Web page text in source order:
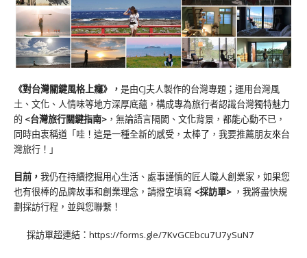
《對台灣關鍵風格上癮》 ， 是由CJ夫人製作的台灣專題；運用台灣風
土、文化、人情味等地方深厚底蘊，構成專為旅行者認識台灣獨特魅力
的 <台灣旅行關鍵指南> ，無論語言隔閡、文化背景，都能心動不已，
同時由衷稱道「哇！這是一種全新的感受，太棒了，我要推薦朋友來台
灣旅行！」
目前， 我仍在持續挖掘用心生活、處事謹慎的匠人職人創業家，如果您
也有很棒的品牌故事和創業理念，請撥空填寫 <採訪單> ，我將盡快規
劃採訪行程，並與您聯繫！
採訪單超連結： https://forms.gle/7KvGCEbcu7U7ySuN7